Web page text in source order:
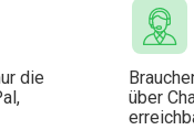
die
über